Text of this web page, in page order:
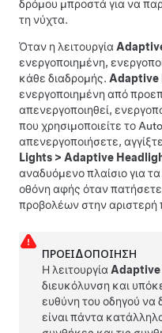
δρόμου μπροστά για να
τη νύχτα.
Όταν η λειτουργία
ενεργοποιημένη,
κάθε διαδρομής. Adaptive
ενεργοποιημένη από
απενεργοποιηθεί,
που χρησιμοποιείτε το
απενεργοποιήσετε,
Lights > Adaptive
αναδυόμενο πλαίσιο για
οθόνη αφής όταν
προβολέων στην αριστερή
ΠΡΟΕΙΔΟΠΟΊΗΣΗ
Η λειτουργία
διευκόλυνση και
ευθύνη του οδηγού να
είναι πάντα